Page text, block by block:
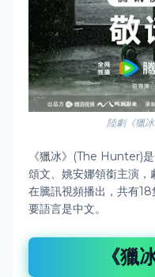
陸劇《獵
《獵冰》(The Hunter)
頌文、姚安娜領銜主演
在騰訊視頻播出，共有
要語言是中文。
《獵